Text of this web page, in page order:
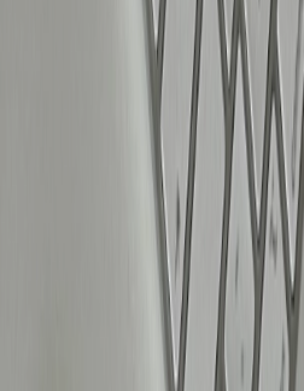
gepersonaliseerde
is essentieel.
nieuwe advertenties per
genoeg keuzes om de
naar voren te schuiven.
je test, hoe beter je kunt
doelgroepen en